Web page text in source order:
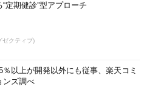
定期健診”型アプローチ
ゼクティブ)
％以上が開発以外にも従事、楽天コミ
ンズ調べ